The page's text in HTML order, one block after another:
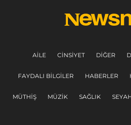
AILE CINSIYET DIĞER
FAYDALI BILGILER HABERLER
MÜTHIŞ MÜZIK SAĞLIK